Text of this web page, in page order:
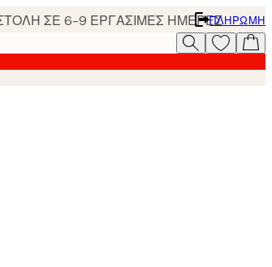
ΣΕ 6-9 ΕΡΓΑΣΙΜΕΣ ΗΜΕΡΕΣΠΛΗΡΩΜΉ